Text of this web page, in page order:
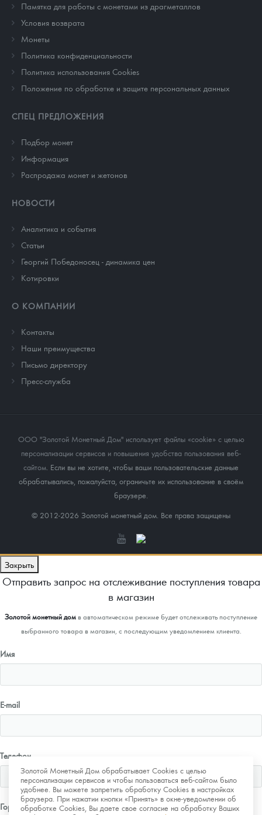
Памятка для работы с монетами из драгметаллов
Условия возврата
Монеты
Политика конфиденциальности
Политика использования Cookies
Положение по обработке и защите персональных данных
СПЕЦ ПРЕДЛОЖЕНИЯ
Подбор монет
Информация
Распродажа монет и жетонов
НОВОСТИ
Аналитика и события
Cтатьи
Георгий Победоносец - динамика цен
Котировки
О КОМПАНИИ
Контакты
Наши преимущества
Письмо директору
Пресс-служба
ООО "Золотой Монетный Дом" использует файлы «cookie» с целью
персонализации сервисов и повышения удобства пользования веб-
сайтом. Если вы не хотите, чтобы ваши пользовательские данные
обрабатывались, пожалуйста, ограничьте их использование в своём
браузере.
© 2012-2026 Золотой монетный дом. Все права защищены
Золотой Монетный Дом обрабатывает Cookies с целью
персонализации сервисов и чтобы пользоваться веб-сайтом было
удобнее. Вы можете запретить обработку Cookies в настройках
браузера. При нажатии кнопки «Принять» в окне-уведомлении об
обработке Cookies, Вы даете свое согласие на обработку Ваших
Закрыть
Отправить запрос на отслеживание поступления товара
в магазин
Золотой монетный домв автоматическом режиме будет отслеживать поступление
выбранного товара в магазин, с последующим уведомлением клиента.
Имя
E-mail
Телефон
Город